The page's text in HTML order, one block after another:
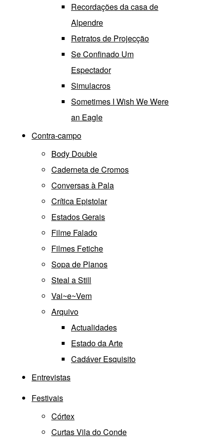
Recordações da casa de
Alpendre
Retratos de Projecção
Se Confinado Um
Espectador
Simulacros
Sometimes I Wish We Were
an Eagle
Contra-campo
Body Double
Caderneta de Cromos
Conversas à Pala
Crítica Epistolar
Estados Gerais
Filme Falado
Filmes Fetiche
Sopa de Planos
Steal a Still
Vai~e~Vem
Arquivo
Actualidades
Estado da Arte
Cadáver Esquisito
Entrevistas
Festivais
Córtex
Curtas Vila do Conde